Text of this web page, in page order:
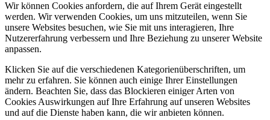
Wir können Cookies anfordern, die auf Ihrem Gerät eingestellt
werden. Wir verwenden Cookies, um uns mitzuteilen, wenn Sie
unsere Websites besuchen, wie Sie mit uns interagieren, Ihre
Nutzererfahrung verbessern und Ihre Beziehung zu unserer Website
anpassen.
Klicken Sie auf die verschiedenen Kategorienüberschriften, um
mehr zu erfahren. Sie können auch einige Ihrer Einstellungen
ändern. Beachten Sie, dass das Blockieren einiger Arten von
Cookies Auswirkungen auf Ihre Erfahrung auf unseren Websites
und auf die Dienste haben kann, die wir anbieten können.